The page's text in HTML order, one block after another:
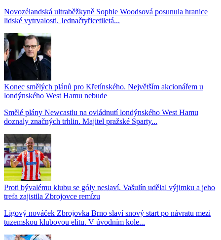
Novozélandská ultraběžkyně Sophie Woodsová posunula hranice
lidské vytrvalosti. Jednačtyřicetiletá...
Konec smělých plánů pro Křetínského. Největším akcionářem u
londýnského West Hamu nebude
Smělé plány Newcastlu na ovládnutí londýnského West Hamu
doznaly značných trhlin. Majitel pražské Sparty...
Proti bývalému klubu se góly neslaví. Vašulín udělal výjimku a jeho
trefa zajistila Zbrojovce remízu
Ligový nováček Zbrojovka Brno slaví snový start po návratu mezi
tuzemskou klubovou elitu. V úvodním kole...